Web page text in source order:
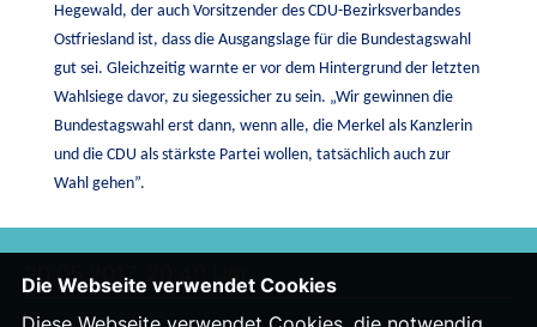
Hegewald, der auch Vorsitzender des CDU-Bezirksverbandes
Ostfriesland ist, dass die Ausgangslage für die Bundestagswahl
gut sei. Gleichzeitig warnte er vor dem Hintergrund der letzten
Wahlsiege davor, zu siegessicher zu sein. „Wir gewinnen die
Bundestagswahl erst dann, wenn alle, die Merkel als Kanzlerin
und die CDU als stärkste Partei wollen, tatsächlich auch zur
Wahl gehen”.
20.05.2017, 20:40 Uhr
Die Webseite verwendet Cookies